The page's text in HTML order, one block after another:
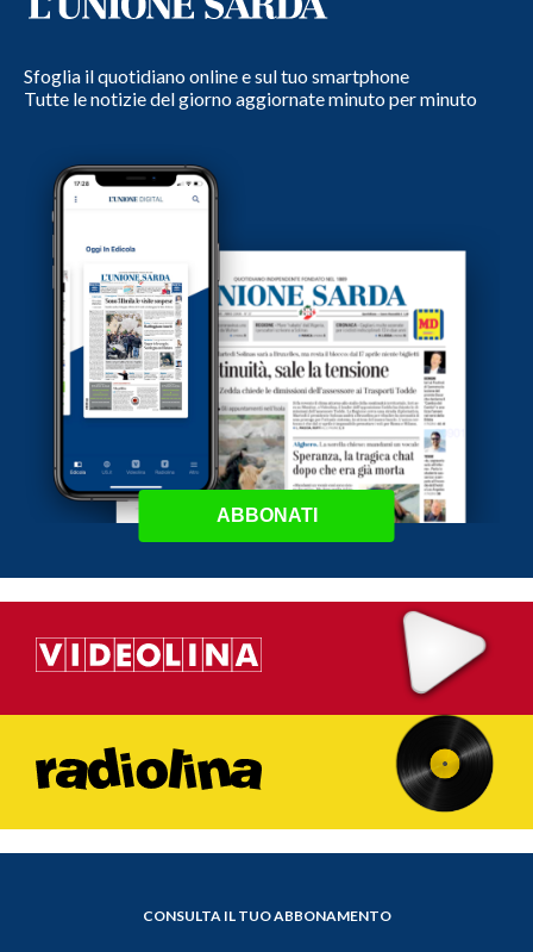
Sfoglia il quotidiano online e sul tuo smartphone
Tutte le notizie del giorno aggiornate minuto per minuto
ABBONATI
CONSULTA IL TUO ABBONAMENTO